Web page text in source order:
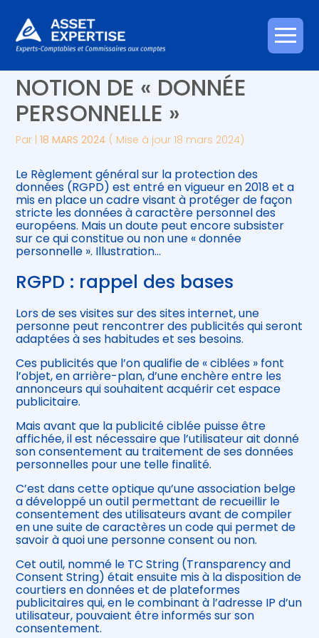
Aller
au
Créer et reprendre une activité
Gérer votre quotidien
Piloter votre entreprise
Développer votre entreprise
Construire votre patrimoine
Être prêt pour la facturation
électronique
Piloter votre gestion
Suivre votre comptabilité
Gérer vos ressources humaines
RGPD : RETOUR SUR LA
NOTION DE « DONNÉE
PERSONNELLE »
Par |18 MARS 2024 ( Mise à jour 18 mars 2024)
Le Règlement général sur la protection des
données (RGPD) est entré en vigueur en 2018 et a
mis en place un cadre visant à protéger de façon
stricte les données à caractère personnel des
européens. Mais un doute peut encore subsister
sur ce qui constitue ou non une « donnée
personnelle ». Illustration…
RGPD : rappel des bases
Lors de ses visites sur des sites internet, une
personne peut rencontrer des publicités qui seront
adaptées à ses habitudes et ses besoins.
Ces publicités que l’on qualifie de « ciblées » font
l’objet, en arrière-plan, d’une enchère entre les
annonceurs qui souhaitent acquérir cet espace
publicitaire.
Mais avant que la publicité ciblée puisse être
affichée, il est nécessaire que l’utilisateur ait donné
son consentement au traitement de ses données
personnelles pour une telle finalité.
C’est dans cette optique qu’une association belge
a développé un outil permettant de recueillir le
consentement des utilisateurs avant de compiler
en une suite de caractères un code qui permet de
savoir à quoi une personne consent ou non.
Cet outil, nommé le TC String (Transparency and
Consent String) était ensuite mis à la disposition de
courtiers en données et de plateformes
publicitaires qui, en le combinant à l’adresse IP d’un
utilisateur, pouvaient être informés sur son
consentement.